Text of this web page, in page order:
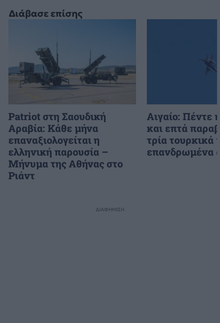
Διάβασε επίσης
Patriot στη Σαουδική
Αραβία: Κάθε μήνα
επαναξιολογείται η
ελληνική παρουσία –
Μήνυμα της Αθήνας στο
Ριάντ
Αιγαίο: Πέντε
και επτά
τρία τουρκικά
επανδρωμένα
ΔΙΑΦΗΜΙΣΗ